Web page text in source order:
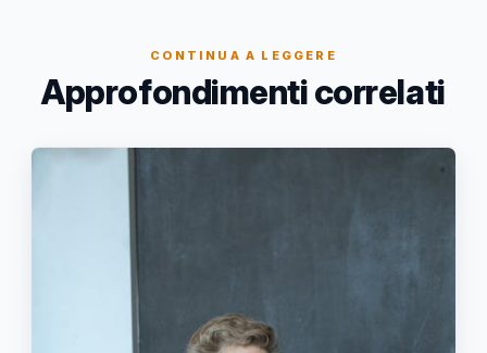
CONTINUA A LEGGERE
Approfondimenti correlati